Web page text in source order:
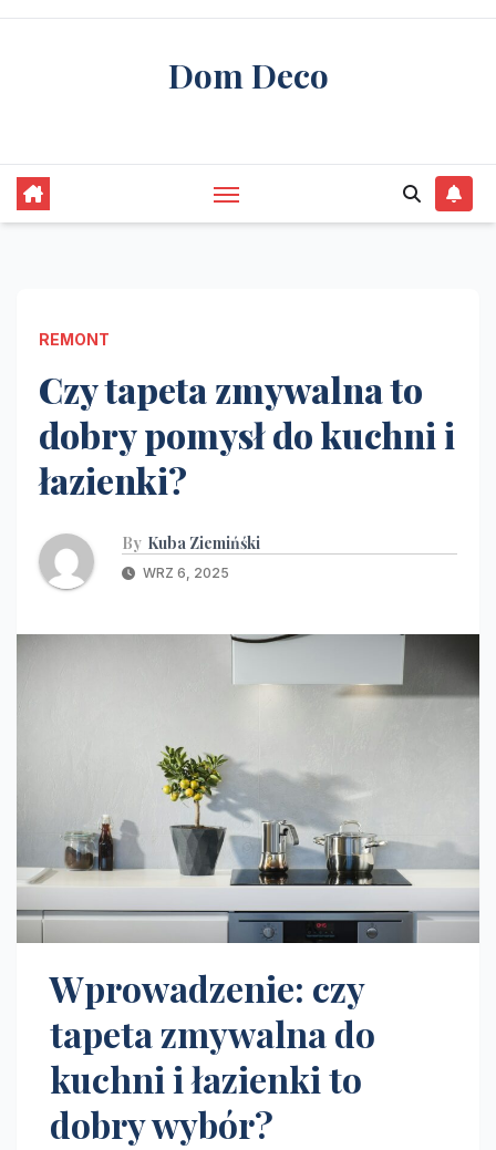
Skip
Dom Deco
REMONT
Czy tapeta zmywalna to
dobry pomysł do kuchni i
łazienki?
By Kuba Ziemińśki
WRZ 6, 2025
Wprowadzenie: czy
tapeta zmywalna do
kuchni i łazienki to
dobry wybór?